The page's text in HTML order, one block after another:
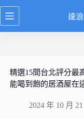
跳
至
達
精選15間台北評分最
能喝到飽的居酒屋在
2024 年 10 月 21